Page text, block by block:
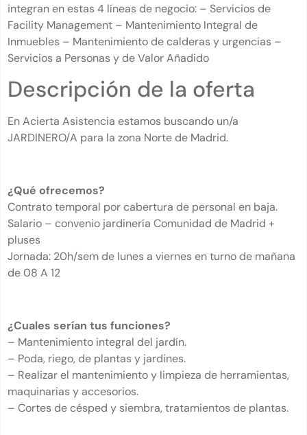
integran en estas 4 líneas de negocio: – Servicios de
Facility Management – Mantenimiento Integral de
Inmuebles – Mantenimiento de calderas y urgencias –
Servicios a Personas y de Valor Añadido
Descripción de la oferta
En Acierta Asistencia estamos buscando un/a
JARDINERO/A para la zona Norte de Madrid.
¿Qué ofrecemos?
Contrato temporal por cabertura de personal en baja.
Salario – convenio jardinería Comunidad de Madrid +
pluses
Jornada: 20h/sem de lunes a viernes en turno de mañana
de 08 A 12
¿Cuales serían tus funciones?
– Mantenimiento integral del jardín.
– Poda, riego, de plantas y jardines.
– Realizar el mantenimiento y limpieza de herramientas,
maquinarias y accesorios.
– Cortes de césped y siembra, tratamientos de plantas.